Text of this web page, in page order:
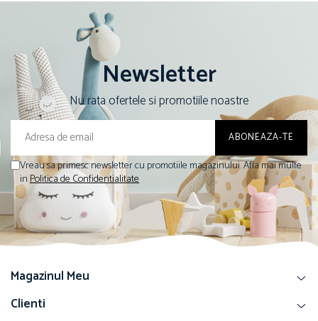
Newsletter
Nu rata ofertele si promotiile noastre
Vreau sa primesc newsletter cu promotiile magazinului. Afla mai multe
inPolitica de Confidentialitate
Magazinul Meu
Clienti